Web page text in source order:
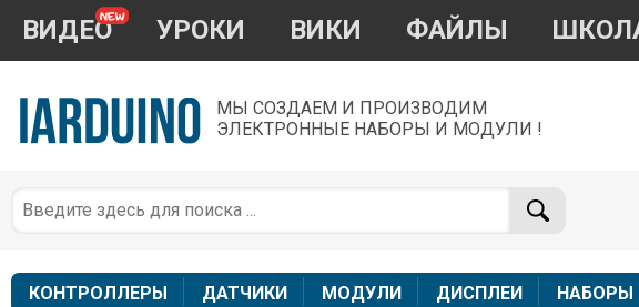
ВИДЕО УРОКИ ВИКИ ФАЙЛЫ
МЫ СОЗДАЕМ И ПРОИЗВОДИМ
ЭЛЕКТРОННЫЕ НАБОРЫ И МОДУЛИ !
КОНТРОЛЛЕРЫ ДАТЧИКИ МОДУЛИ ДИСПЛЕИ НАБОРЫ
По вопросам
+7 968 454 17
звонки и аудио